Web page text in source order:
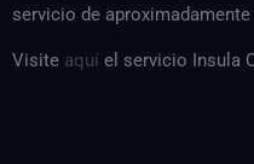
servicio de
Visite aquí el servicio Insula